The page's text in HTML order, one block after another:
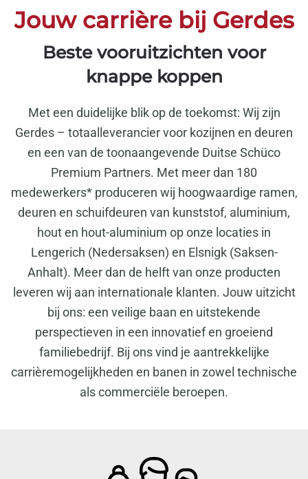
Jouw carrière bij Gerdes
Beste vooruitzichten voor
knappe koppen
Met een duidelijke blik op de toekomst: Wij zijn
Gerdes – totaalleverancier voor kozijnen en deuren
en een van de toonaangevende Duitse Schüco
Premium Partners. Met meer dan 180
medewerkers* produceren wij hoogwaardige ramen,
deuren en schuifdeuren van kunststof, aluminium,
hout en hout-aluminium op onze locaties in
Lengerich (Nedersaksen) en Elsnigk (Saksen-
Anhalt). Meer dan de helft van onze producten
leveren wij aan internationale klanten. Jouw uitzicht
bij ons: een veilige baan en uitstekende
perspectieven in een innovatief en groeiend
familiebedrijf. Bij ons vind je aantrekkelijke
carrièremogelijkheden en banen in zowel technische
als commerciële beroepen.